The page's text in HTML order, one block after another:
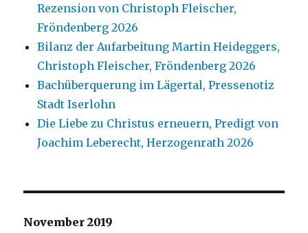
Rezension von Christoph Fleischer,
Fröndenberg 2026
Bilanz der Aufarbeitung Martin Heideggers,
Christoph Fleischer, Fröndenberg 2026
Bachüberquerung im Lägertal, Pressenotiz
Stadt Iserlohn
Die Liebe zu Christus erneuern, Predigt von
Joachim Leberecht, Herzogenrath 2026
November 2019